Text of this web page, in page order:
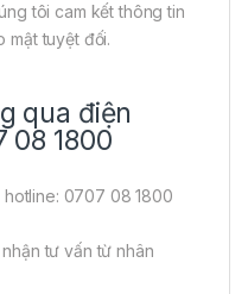
tôi cam kết thông tin
mật tuyệt đối.
qua điện
08 1800
hotline: 0707 08 1800
tư vấn từ nhân